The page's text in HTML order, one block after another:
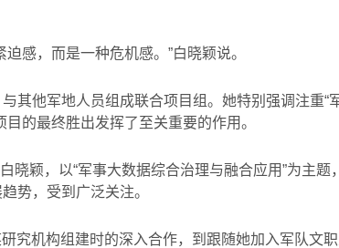
感，而是一种危机感。”白晓颖说。
其他军地人员组成联合项目组。她特别强调注重“
的最终胜出发挥了至关重要的作用。
晓颖，以“军事大数据综合治理与融合应用”为主题
势，受到广泛关注。
究机构组建时的深入合作，到跟随她加入军队文